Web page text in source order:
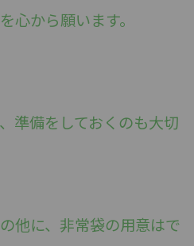
心から願います。
準備をしておくのも大切
他に、非常袋の用意はで